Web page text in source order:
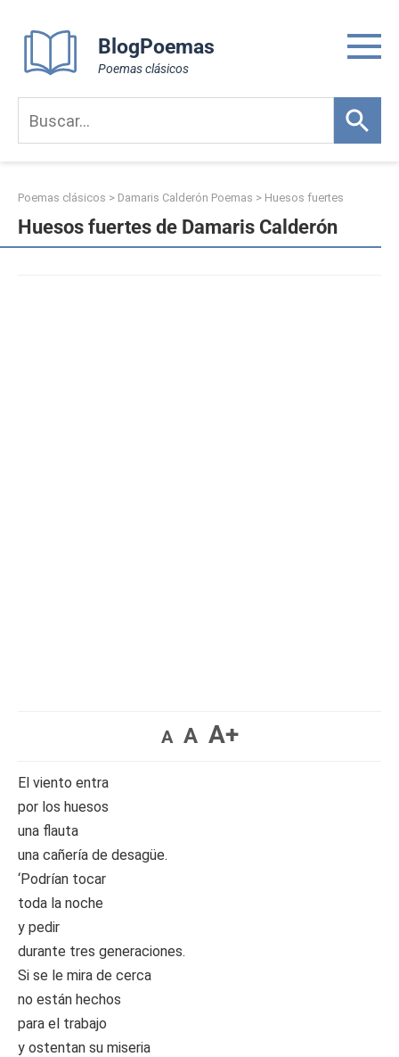
content
BlogPoemas
Poemas clásicos
Poemas clásicos > Damaris Calderón Poemas > Huesos fuertes
Huesos fuertes de Damaris Calderón
A A A+
El viento entra
por los huesos
una flauta
una cañería de desagüe.
‘Podrían tocar
toda la noche
y pedir
durante tres generaciones.
Si se le mira de cerca
no están hechos
para el trabajo
y ostentan su miseria